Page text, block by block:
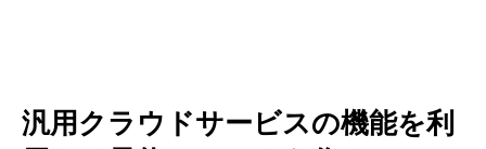
汎用クラウドサービスの機能を利